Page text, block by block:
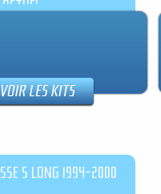
ACTUEL
S LONG 1994-2000